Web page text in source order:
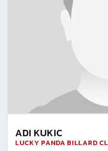
ADI KUKIC
LUCKY PANDA BILLARD